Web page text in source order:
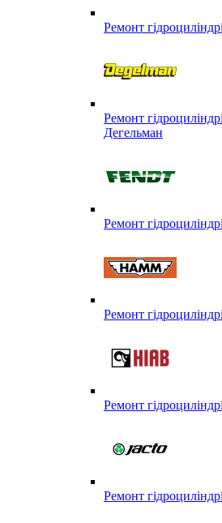
Ремонт
Ремонт
Дегельман
Ремонт
Ремонт
Ремонт
Ремонт